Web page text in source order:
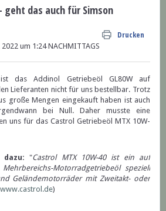
geht das auch für Simson
Drucken
um 1:24 NACHMITTAGS
das Addinol Getriebeöl GL80W auf
Lieferanten nicht für uns bestellbar. Trotz
große Mengen eingekauft haben ist auch
bei Null. Daher musste eine
uns für das Castrol Getriebeöl MTX 10W-
"Castrol MTX 10W-40 ist ein auf
Motorradgetriebeöl speziell
Geländemotorräder mit Zweitakt- oder
www.castrol.de)